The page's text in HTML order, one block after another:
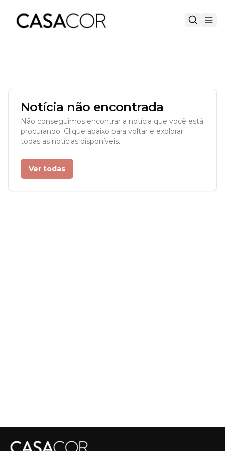
Notícia não encontrada
Não conseguimos encontrar a notícia que você está
procurando. Clique abaixo para voltar e explorar
todas as notícias disponíveis.
Ver todas